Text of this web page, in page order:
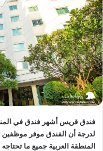
فندق قريس أشهر فندق في
لدرجة أن الفندق موفر
المنطقة العربية جميع ما